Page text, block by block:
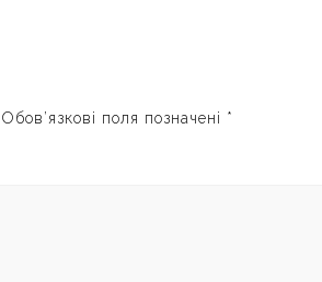
Обов’язкові поля позначені *